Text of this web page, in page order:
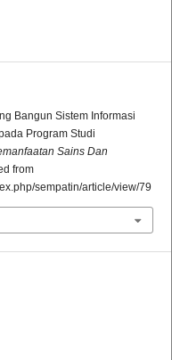
Bangun Sistem Informasi
Program Studi
Sains Dan
from
sempatin/article/view/79